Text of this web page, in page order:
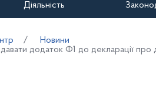
Діяльність
Новини
додаток Ф1 до декларації